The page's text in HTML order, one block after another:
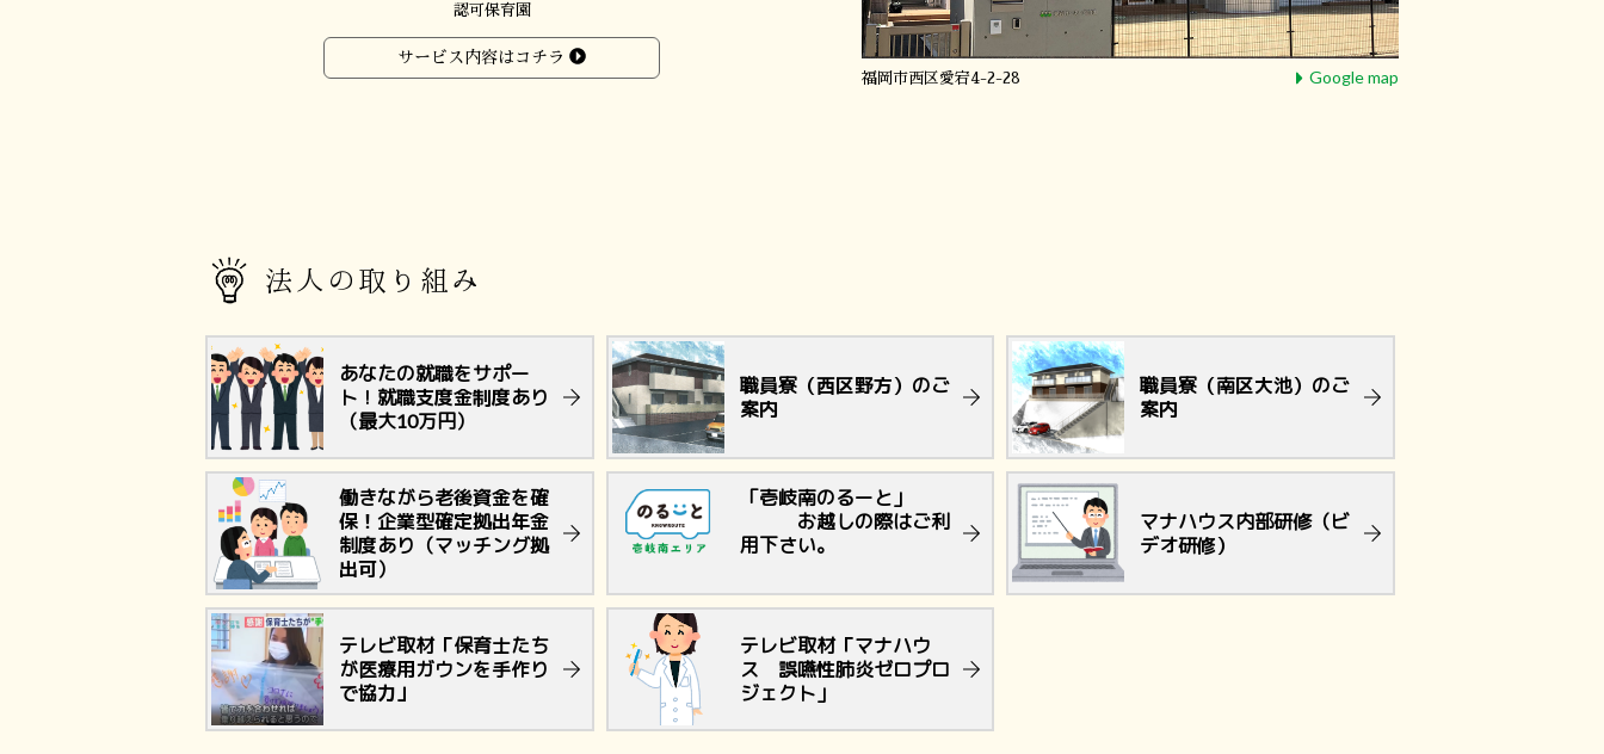
福岡市西区愛宕4-2-28 Google map
認可保育園
サービス内容はコチラ
法人の取り組み
あなたの就職をサポー
ト！就職支度金制度あり
（最大10万円）
職員寮（西区野方）のご
案内
職員寮（南区大池）のご
案内
働きながら老後資金を確
保！企業型確定拠出年金
制度あり（マッチング拠
出可）
「壱岐南のるーと」
お越しの際はご利
用下さい。
マナハウス内部研修（ビ
デオ研修）
テレビ取材「保育士たち
が医療用ガウンを手作り
で協力」
テレビ取材「マナハウ
ス 誤嚥性肺炎ゼロプロ
ジェクト」